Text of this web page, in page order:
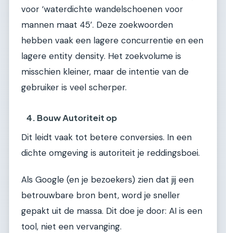
voor ‘waterdichte wandelschoenen voor
mannen maat 45’. Deze zoekwoorden
hebben vaak een lagere concurrentie en een
lagere entity density. Het zoekvolume is
misschien kleiner, maar de intentie van de
gebruiker is veel scherper.
4. Bouw Autoriteit op
Dit leidt vaak tot betere conversies. In een
dichte omgeving is autoriteit je reddingsboei.
Als Google (en je bezoekers) zien dat jij een
betrouwbare bron bent, word je sneller
gepakt uit de massa. Dit doe je door: AI is een
tool, niet een vervanging.